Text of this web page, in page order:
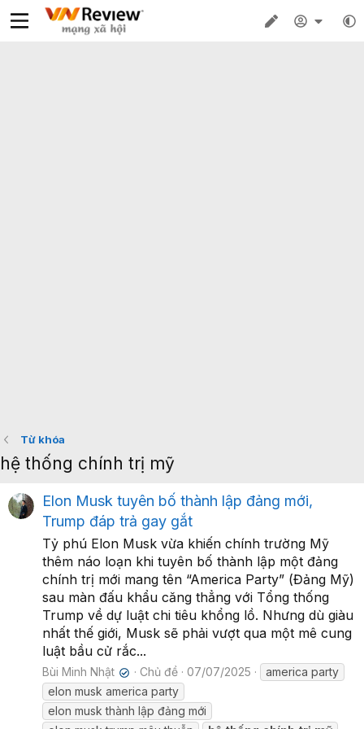
Từ khóa
hệ thống chính trị mỹ
Elon Musk tuyên bố thành lập đảng mới,
Trump đáp trả gay gắt
Tỷ phú Elon Musk vừa khiến chính trường Mỹ
thêm náo loạn khi tuyên bố thành lập một đảng
chính trị mới mang tên “America Party” (Đảng Mỹ)
sau màn đấu khẩu căng thẳng với Tổng thống
Trump về dự luật chi tiêu khổng lồ. Nhưng dù giàu
nhất thế giới, Musk sẽ phải vượt qua một mê cung
luật bầu cử rắc...
Bùi Minh Nhật ✔ Chủ đề 07/07/2025
america party
elon musk america party
elon musk thành lập đảng mới